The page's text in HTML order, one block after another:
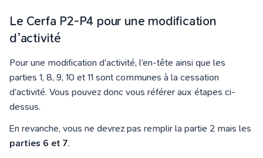
Le Cerfa P2-P4 pour une modification
d’activité
Pour une modification d’activité, l’en-tête ainsi que les
parties 1, 8, 9, 10 et 11 sont communes à la cessation
d’activité. Vous pouvez donc vous référer aux étapes ci-
dessus.
En revanche, vous ne devrez pas remplir la partie 2 mais les
parties 6 et 7.